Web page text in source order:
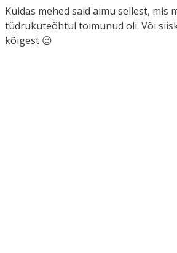
Kuidas mehed said aimu sellest, mis
tüdrukuteõhtul toimunud oli. Või
kõigest 😉